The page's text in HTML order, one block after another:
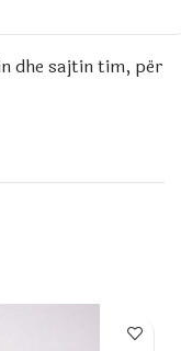
dhe sajtin tim, për